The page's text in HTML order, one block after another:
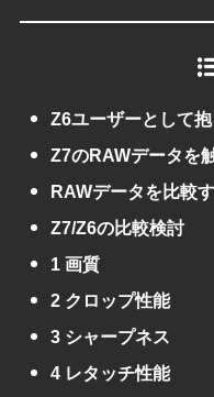
Z6ユーザーとして
Z7のRAWデータを
RAWデータを比較
Z7/Z6の比較検討
1 画質
2 クロップ性能
3 シャープネス
4 レタッチ性能